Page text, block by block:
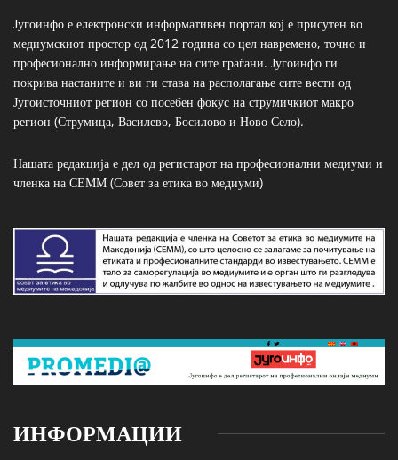
Југоинфо е електронски информативен портал кој е присутен во
медиумскиот простор од 2012 година со цел навремено, точно и
професионално информирање на сите граѓани. Југоинфо ги
покрива настаните и ви ги става на располагање сите вести од
Југоисточниот регион со посебен фокус на струмичкиот макро
регион (Струмица, Василево, Босилово и Ново Село).
Нашата редакција е дел од регистарот на професионални медиуми и
членка на СЕММ (Совет за етика во медиуми)
ИНФОРМАЦИИ